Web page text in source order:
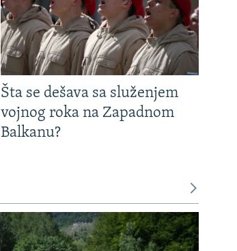
Šta se dešava sa služenjem
vojnog roka na Zapadnom
Balkanu?